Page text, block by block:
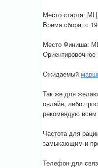
Место старта:
Время сбора: с
Место Финиша:
Ожидаемый
Так же для
онлайн, либо
рекомендую всем
Частота для
замыкающим и
Телефон для